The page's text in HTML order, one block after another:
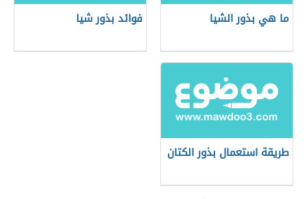
ما هي بذور الشيا فوائد بذور شيا
طريقة استعمال بذور الكتان